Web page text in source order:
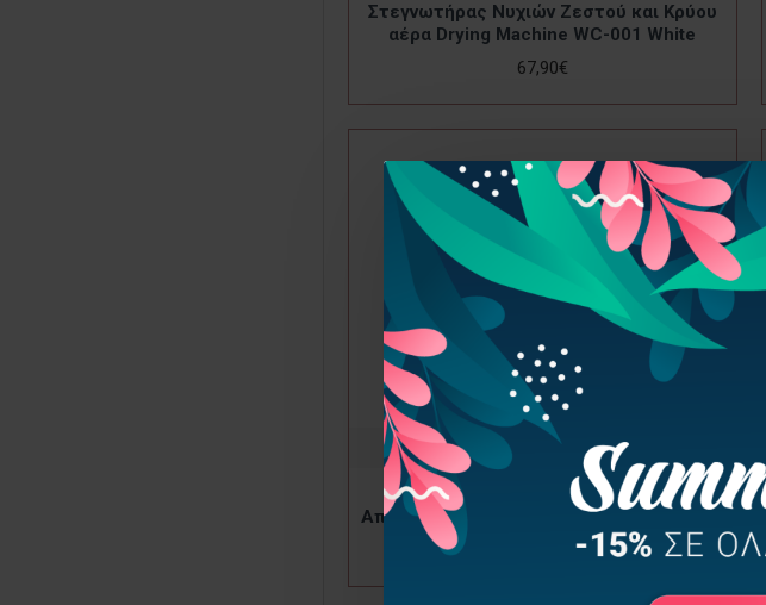
Στεγνωτήρας Νυχιών Ζεστού και Κρύου
αέρα Drying Machine WC-001 White
67,90€
OEM
Επαγγελματικός Ηλεκτρικός
Απορροφητήρας Σκόνης Νυχιών 65W Max
Faceshowes